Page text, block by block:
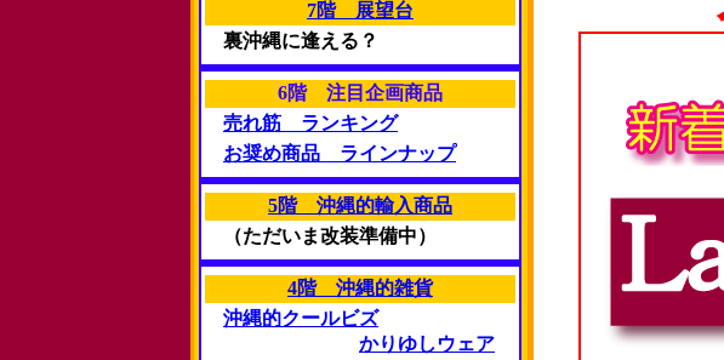
7階 展望台
裏沖縄に逢える？
6階 注目企画商品
売れ筋 ランキング
お奨め商品 ラインナップ
5階 沖縄的輸入商品
（ただいま改装準備中）
4階 沖縄的雑貨
沖縄的クールビズ
かりゆしウェア